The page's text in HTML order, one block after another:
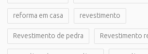
reforma em casa revestimento
Revestimento de pedra Revestimento